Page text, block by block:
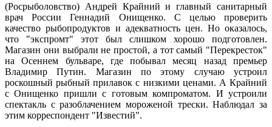
(Росрыболовство) Андрей Крайний и главный санитарный
врач России Геннадий Онищенко. С целью проверить
качество рыбопродуктов и адекватность цен. Но оказалось,
что "экспромт" этот был слишком хорошо подготовлен.
Магазин они выбрали не простой, а тот самый "Перекресток"
на Осеннем бульваре, где побывал месяц назад премьер
Владимир Путин. Магазин по этому случаю устроил
роскошный рыбный прилавок с низкими ценами. А Крайний
с Онищенко пришли с готовым компроматом. И устроили
спектакль с разоблачением мороженой трески. Наблюдал за
этим корреспондент "Известий".